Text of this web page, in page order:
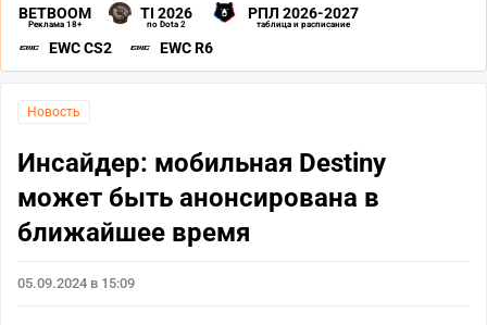
BETBOOM
Реклама 18+
TI 2026
по Dota 2
РПЛ 2026-2027
таблица и расписание
EWC CS2 EWC R6
Новость
Инсайдер: мобильная Destiny
может быть анонсирована в
ближайшее время
05.09.2024 в 15:09